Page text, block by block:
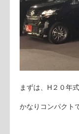
まずは、H２０年
かなりコンパクト